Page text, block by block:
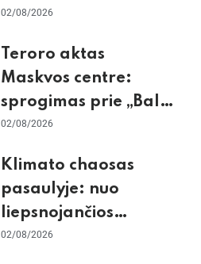
smūgius ir kuo
ekonomika
02/08/2026
Teroro aktas
Maskvos centre:
sprogimas prie „Balzi
Rossi“ restorano,
tikrieji taikiniai
02/08/2026
Klimato chaosas
pasaulyje: nuo
liepsnojančios
Europos iki
02/08/2026